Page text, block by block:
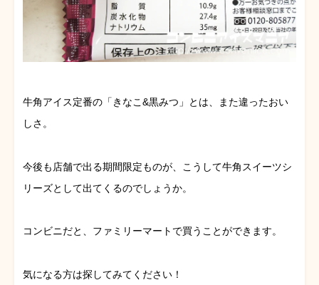
牛角アイス定番の「きなこ&黒みつ」とは、また違ったおい
しさ。
今後も店舗で出る期間限定ものが、こうして牛角スイーツシ
リーズとして出てくるのでしょうか。
コンビニだと、ファミリーマートで買うことができます。
気になる方は探してみてください！